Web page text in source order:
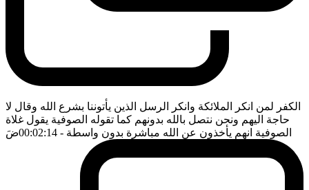
الكفر لمن انكر الملائكة وانكر الرسل الذين يأتوننا بشرع الله وقال لا
حاجة اليهم ونحن نتصل بالله بدونهم كما تقوله الصوفية يقول غلاة
الصوفية انهم يأخذون عن الله مباشرة بدون واسطة - 00:02:14 ضَ